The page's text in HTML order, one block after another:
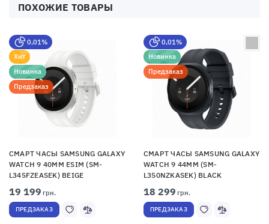
ПОХОЖИЕ ТОВАРЫ
0,01%
Хит
Новинка
Предзаказ
СМАРТ ЧАСЫ SAMSUNG GALAXY
WATCH 9 40MM ESIM (SM-
L345FZEASEK) BEIGE
19 199 грн.
ПРЕДЗАКАЗ
0,01%
Новинка
Предзаказ
СМАРТ ЧАСЫ SAMSUNG GALAXY
WATCH 9 44MM (SM-
L350NZKASEK) BLACK
18 299 грн.
ПРЕДЗАКАЗ